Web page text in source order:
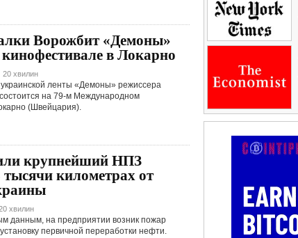
Ворожбит «Демоны»
в Локарно
хвилин
ленты «Демоны» режиссера
на 79-м Международном
(Швейцария).
крупнейший НПЗ
тысячи километрах от
хвилин
данным, на предприятии возник пожар
первичной переработки нефти.